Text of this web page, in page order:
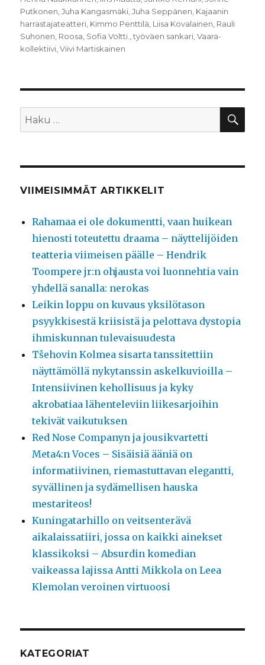
Putkonen ,Juha Kangasmäki ,Juha Seppänen Kajaanin
harrastajateatteri Kimmo Penttilä Liisa Kovalainen Rauli
Suhonen Roosa Sofia Voltti. ,työväen sankari ,Vaara-
kollektiivi ,Viivi Martiskainen
Etsi:
VIIMEISIMMÄT ARTIKKELIT
Rahamaa ei ole dokumentti, vaan huikean
hienosti toteutettu draama – näyttelijöiden
teatteria viimeisen päälle – Hendrik
Toompere jr:n ohjausta voi luonnehtia vain
yhdellä sanalla: nerokas
Leikin loppu on kuvaus yksilötason
psyykkisestä kriisistä ja pelottava dystopia
ihmiskunnan tulevaisuudesta
Tšehovin Kolmea sisarta tanssitettiin
näyttämöllä nykytanssin askelkuvioilla –
Intensiivinen kehollisuus ja kyky
akrobatiaa lähenteleviin liikesarjoihin
tekivät vaikutuksen
Red Nose Companyn ja jousikvartetti
Meta4:n Voces – Sisäisiä ääniä on
informatiivinen, riemastuttavan elegantti,
syvällinen ja sydämellisen hauska
mestariteos!
Kuningatarhillo on veitsenterävä
aikalaissatiiri, jossa on kaikki ainekset
klassikoksi – Absurdin komedian
vaikeassa lajissa Antti Mikkola on Leea
Klemolan veroinen virtuoosi
KATEGORIAT